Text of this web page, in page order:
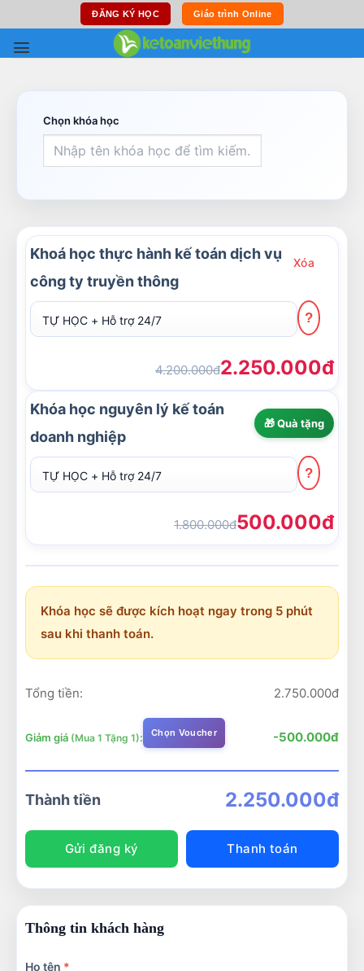
content
ĐĂNG KÝ HỌC Giáo trình Online
Chọn khóa học
Khoá học thực hành kế toán dịch vụ
công ty truyền thông
Xóa
?
4.200.000đ2.250.000đ
Khóa học nguyên lý kế toán
doanh nghiệp
🎁 Quà tặng
?
1.800.000đ500.000đ
Khóa học sẽ được kích hoạt ngay trong 5 phút
sau khi thanh toán.
Tổng tiền: 2.750.000đ
Giảm giá (Mua 1 Tặng 1): Chọn Voucher -500.000đ
Thành tiền 2.250.000đ
Gửi đăng ký Thanh toán
Thông tin khách hàng
Họ tên *